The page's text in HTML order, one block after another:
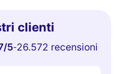
clienti
/5-26.572 recensioni